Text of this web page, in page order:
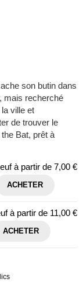
son butin dans
mais recherché
ville et
de trouver le
Bat, prêt à
à partir de 7,00 €
ACHETER
à partir de 11,00 €
ACHETER